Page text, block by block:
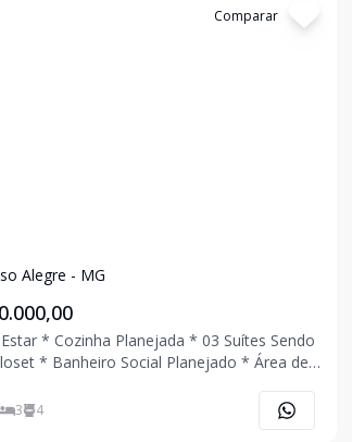
Comparar
Alegre - MG
* Cozinha Planejada * 03 Suítes Sendo
* Banheiro Social Planejado * Área de
Ligue Agora Mesmo e Agende Uma Visita!!!
3 4